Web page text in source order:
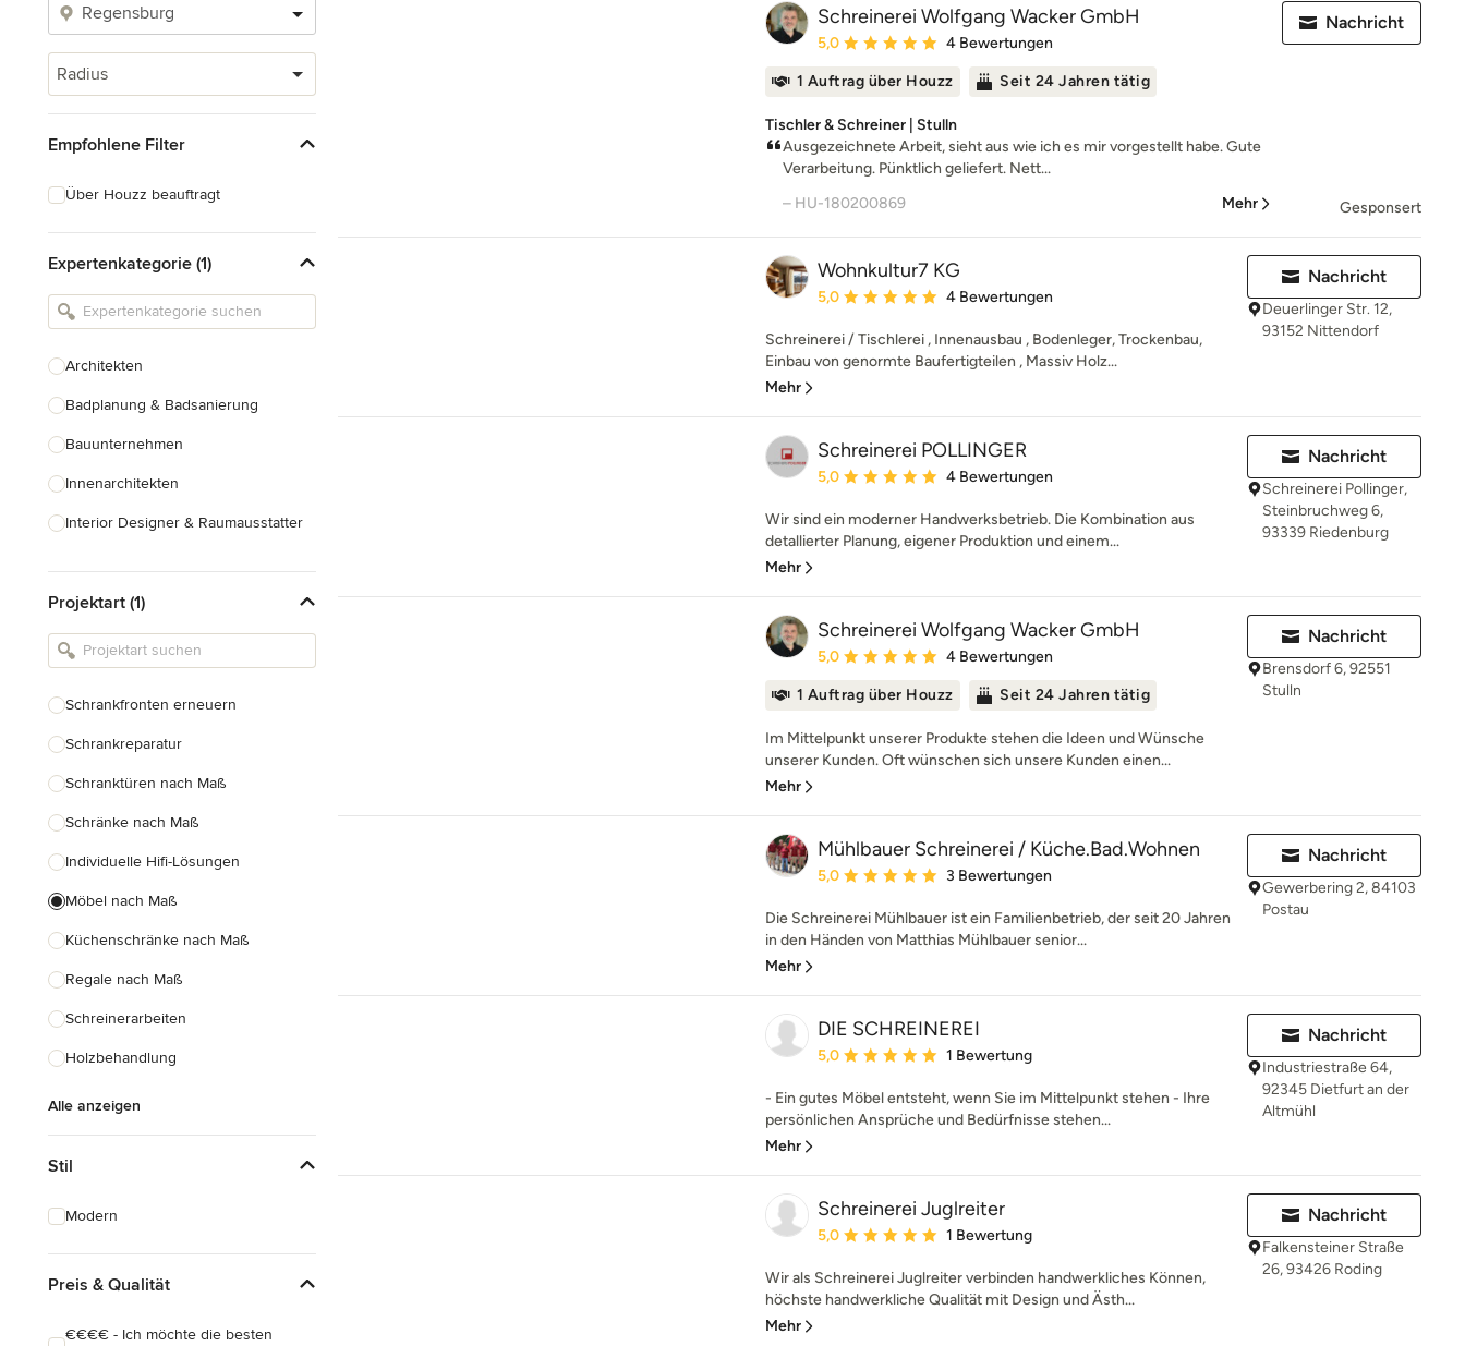
Radius
Empfohlene Filter
Über Houzz beauftragt
Expertenkategorie (1)
Architekten
Badplanung & Badsanierung
Bauunternehmen
Innenarchitekten
Interior Designer & Raumausstatter
Landschaftsarchitekten
Armaturen & Sanitärbedarf
Projektart (1)
Schrankfronten erneuern
Schrankreparatur
Schranktüren nach Maß
Schränke nach Maß
Individuelle Hifi-Lösungen
Möbel nach Maß
Küchenschränke nach Maß
Regale nach Maß
Schreinerarbeiten
Holzbehandlung
Alle anzeigen
Stil
Modern
Preis & Qualität
€€€€ - Ich möchte die besten
Schreinerei Wolfgang Wacker GmbH
Durchschnittliche Bewertung: 5 von 5 Sternen
5,0 4 Bewertungen
1 Auftrag über Houzz Seit 24 Jahren tätig
Tischler & Schreiner | Stulln
Ausgezeichnete Arbeit, sieht aus wie ich es mir vorgestellt habe. Gute
Verarbeitung. Pünktlich geliefert. Nett...
– HU-180200869
Mehr
Nachricht
Gesponsert
Wohnkultur7 KG
Durchschnittliche Bewertung: 5 von 5 Sternen
5,0 4 Bewertungen
Schreinerei / Tischlerei , Innenausbau , Bodenleger, Trockenbau,
Einbau von genormte Baufertigteilen , Massiv Holz...
Mehr
Nachricht
Deuerlinger Str. 12,
93152 Nittendorf
Schreinerei POLLINGER
Durchschnittliche Bewertung: 5 von 5 Sternen
5,0 4 Bewertungen
Wir sind ein moderner Handwerksbetrieb. Die Kombination aus
detallierter Planung, eigener Produktion und einem...
Mehr
Nachricht
Schreinerei Pollinger,
Steinbruchweg 6,
93339 Riedenburg
Schreinerei Wolfgang Wacker GmbH
Durchschnittliche Bewertung: 5 von 5 Sternen
5,0 4 Bewertungen
1 Auftrag über Houzz Seit 24 Jahren tätig
Im Mittelpunkt unserer Produkte stehen die Ideen und Wünsche
unserer Kunden. Oft wünschen sich unsere Kunden einen...
Mehr
Nachricht
Brensdorf 6, 92551
Stulln
Mühlbauer Schreinerei / Küche.Bad.Wohnen
Durchschnittliche Bewertung: 5 von 5 Sternen
5,0 3 Bewertungen
Die Schreinerei Mühlbauer ist ein Familienbetrieb, der seit 20 Jahren
in den Händen von Matthias Mühlbauer senior...
Mehr
Nachricht
Gewerbering 2, 84103
Postau
DIE SCHREINEREI
Durchschnittliche Bewertung: 5 von 5 Sternen
5,0 1 Bewertung
- Ein gutes Möbel entsteht, wenn Sie im Mittelpunkt stehen - Ihre
persönlichen Ansprüche und Bedürfnisse stehen...
Mehr
Nachricht
Industriestraße 64,
92345 Dietfurt an der
Altmühl
Schreinerei Juglreiter
Durchschnittliche Bewertung: 5 von 5 Sternen
5,0 1 Bewertung
Wir als Schreinerei Juglreiter verbinden handwerkliches Können,
höchste handwerkliche Qualität mit Design und Ästh...
Mehr
Nachricht
Falkensteiner Straße
26, 93426 Roding